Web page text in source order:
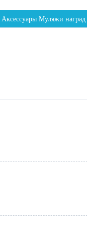
Аксессуары Муляжи наград